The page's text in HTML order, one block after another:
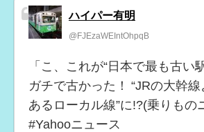
ハイパー有明
@FJEzaWEIntOhpqB
「こ、これが“日本で最も古い
ガチで古かった！ “JRの大幹線
あるローカル線”に!?(乗りもの
#Yahooニュース